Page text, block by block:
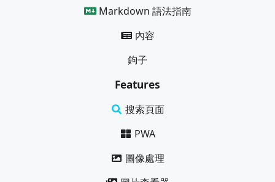
Markdown 語法指南
內容
鉤子
Features
搜索頁面
PWA
圖像處理